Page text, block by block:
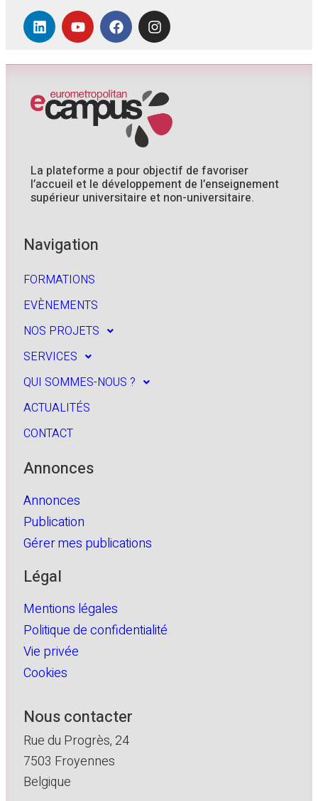
La plateforme a pour objectif de favoriser
l’accueil et le développement de l’enseignement
supérieur universitaire et non-universitaire.
Navigation
FORMATIONS
EVÈNEMENTS
NOS PROJETS
SERVICES
QUI SOMMES-NOUS ?
ACTUALITÉS
CONTACT
Annonces
Annonces
Publication
Gérer mes publications
Légal
Mentions légales
Politique de confidentialité
Vie privée
Cookies
Nous contacter
Rue du Progrès, 24
7503 Froyennes
Belgique